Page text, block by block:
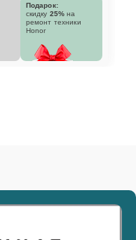
Подарок:
скидку 25% на
ремонт техники
Honor